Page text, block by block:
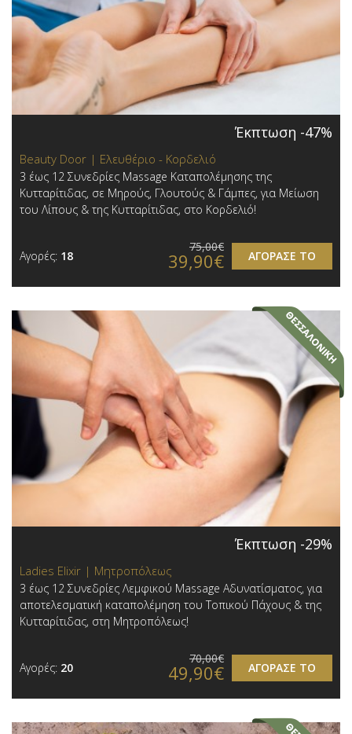
Έκπτωση -47%
Beauty Door | Ελευθέριο - Κορδελιό
3 έως 12 Συνεδρίες Massage Καταπολέμησης της
Κυτταρίτιδας, σε Μηρούς, Γλουτούς & Γάμπες, για Μείωση
του Λίπους & της Κυτταρίτιδας, στο Κορδελιό!
Αγορές: 18 ΑΓΟΡΑΣΕ ΤΟ
75,00€
39,90€
Έκπτωση -29%
Ladies Elixir | Μητροπόλεως
3 έως 12 Συνεδρίες Λεμφικού Massage Αδυνατίσματος, για
αποτελεσματική καταπολέμηση του Τοπικού Πάχους & της
Κυτταρίτιδας, στη Μητροπόλεως!
Αγορές: 20 ΑΓΟΡΑΣΕ ΤΟ
70,00€
49,90€